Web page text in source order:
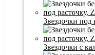
Звездочки под
Звездочки с